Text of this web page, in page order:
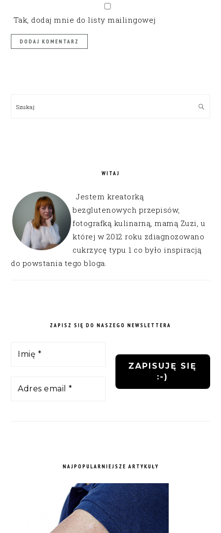
Tak, dodaj mnie do listy mailingowej
Szukaj
WITAJ
Jestem kreatorką
bezglutenowych przepisów,
fotografką kulinarną, mamą Zuzi, u
której w 2012 roku zdiagnozowano
cukrzycę typu 1 co było inspiracją
do powstania tego bloga.
ZAPISZ SIĘ DO NASZEGO NEWSLETTERA
NAJPOPULARNIEJSZE ARTYKUŁY